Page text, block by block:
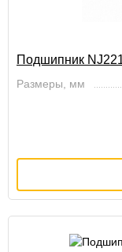
Подшипник
Размеры, мм